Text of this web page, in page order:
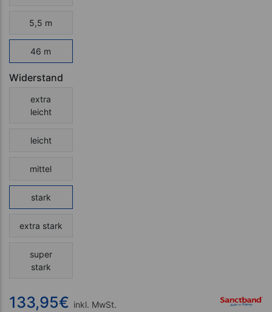
5,5 m
46 m
Widerstand
extra
leicht
leicht
mittel
stark
extra stark
super
stark
133,95€ inkl. MwSt.